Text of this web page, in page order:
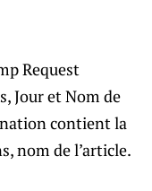
Request
Jour et Nom de
contient la
nom de l’article.